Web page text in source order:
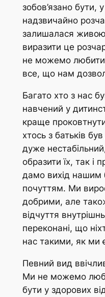
зобов’язано бути,
надзвичайно
залишалася
виразити це
не можемо
все, що нам
Багато хто з нас
навчений у
краще
хтось з батьків
дуже
образити їх, так і
дамо вихід нашим
почуттям. Ми
добрими, але
відчуття
переконані, що
нас такими, як ми
Певний вид
Ми не можемо
бути у здорових